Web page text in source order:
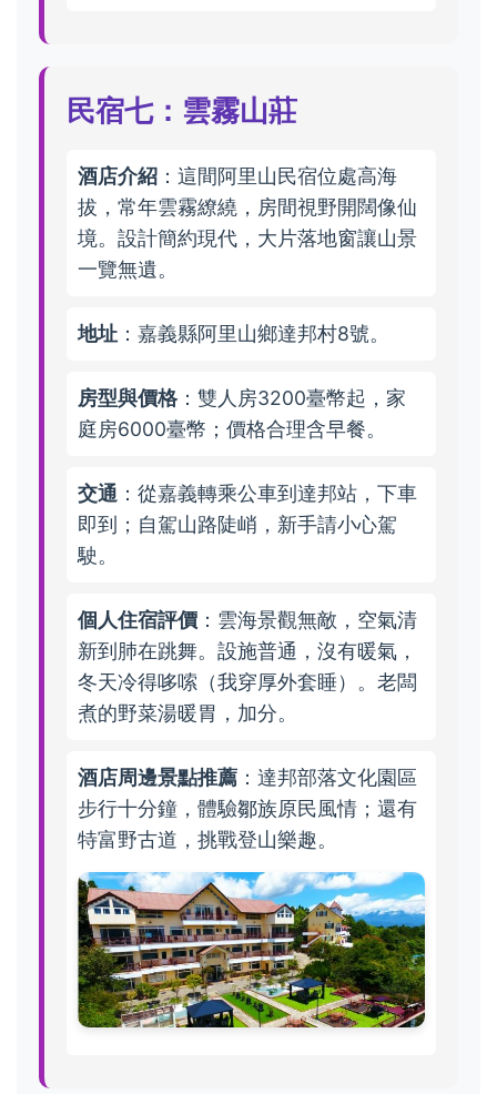
民宿七：雲霧山莊
酒店介紹 ：這間阿里山民宿位處高海
拔，常年雲霧繚繞，房間視野開闊像仙
境。設計簡約現代，大片落地窗讓山景
一覽無遺。
地址 ：嘉義縣阿里山鄉達邦村8號。
房型與價格：雙人房3200臺幣起，家
庭房6000臺幣；價格合理含早餐。
交通 ：從嘉義轉乘公車到達邦站，下車
即到；自駕山路陡峭，新手請小心駕
駛。
個人住宿評價 ：雲海景觀無敵，空氣清
新到肺在跳舞。設施普通，沒有暖氣，
冬天冷得哆嗦（我穿厚外套睡）。老闆
煮的野菜湯暖胃，加分。
酒店周邊景點推薦 ：達邦部落文化園區
步行十分鐘，體驗鄒族原民風情；還有
特富野古道，挑戰登山樂趣。